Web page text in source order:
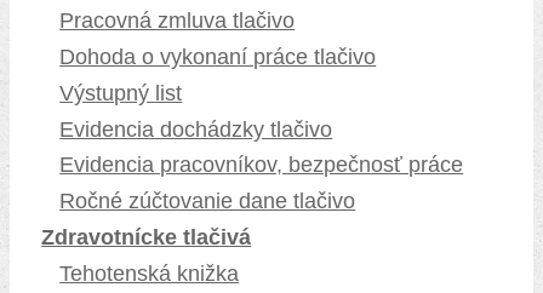
Pracovná zmluva tlačivo
Dohoda o vykonaní práce tlačivo
Výstupný list
Evidencia dochádzky tlačivo
Evidencia pracovníkov, bezpečnosť práce
Ročné zúčtovanie dane tlačivo
Zdravotnícke tlačivá
Tehotenská knižka